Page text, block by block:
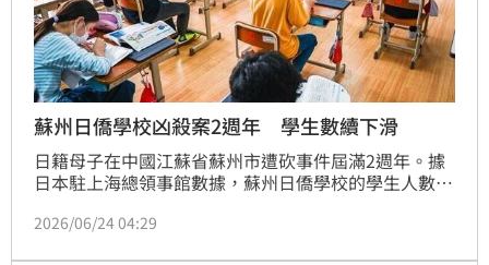
蘇州日僑學校凶殺案2週年 學生數續下滑
日籍母子在中國江蘇省蘇州市遭砍事件屆滿2週年。據
日本駐上海總領事館數據，蘇州日僑學校的學生人數截
2026/06/24 04:29